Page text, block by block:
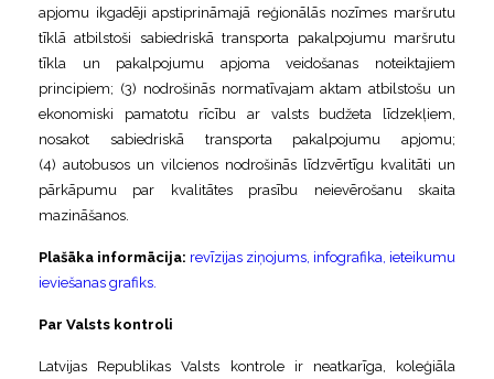
apjomu ikgadēji apstiprināmajā reģionālās nozīmes maršrutu
tīklā atbilstoši sabiedriskā transporta pakalpojumu maršrutu
tīkla un pakalpojumu apjoma veidošanas noteiktajiem
principiem; (3) nodrošinās normatīvajam aktam atbilstošu un
ekonomiski pamatotu rīcību ar valsts budžeta līdzekļiem,
nosakot sabiedriskā transporta pakalpojumu apjomu;
(4) autobusos un vilcienos nodrošinās līdzvērtīgu kvalitāti un
pārkāpumu par kvalitātes prasību neievērošanu skaita
mazināšanos.
Plašāka informācija: revīzijas ziņojums, infografika, ieteikumu
ieviešanas grafiks.
Par Valsts kontroli
Latvijas Republikas Valsts kontrole ir neatkarīga, koleģiāla